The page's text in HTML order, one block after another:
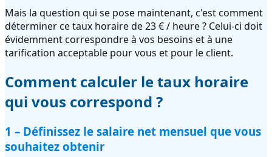
Mais la question qui se pose maintenant, c'est comment
déterminer ce taux horaire de 23 € / heure ? Celui-ci doit
évidemment correspondre à vos besoins et à une
tarification acceptable pour vous et pour le client.
Comment calculer le taux horaire
qui vous correspond ?
1 – Définissez le salaire net mensuel que vous
souhaitez obtenir